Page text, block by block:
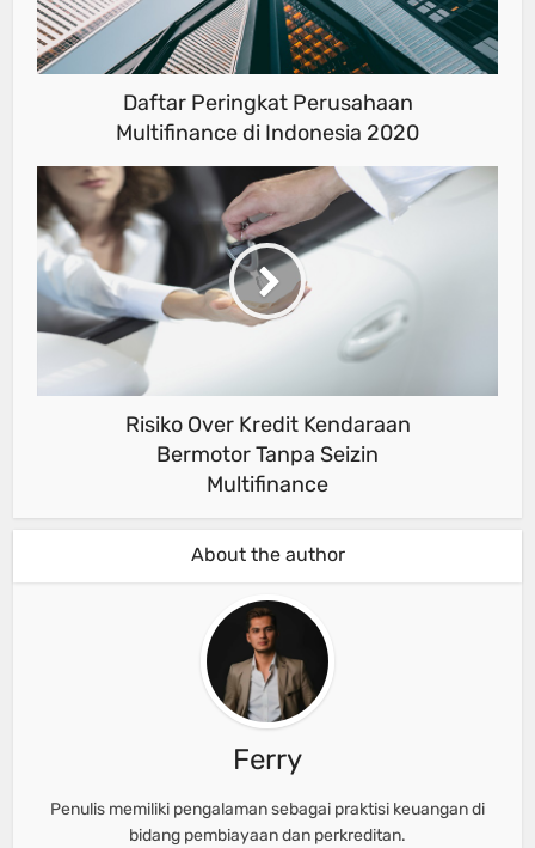
Daftar Peringkat Perusahaan
Multifinance di Indonesia 2020
Risiko Over Kredit Kendaraan
Bermotor Tanpa Seizin
Multifinance
About the author
Ferry
Penulis memiliki pengalaman sebagai praktisi keuangan di
bidang pembiayaan dan perkreditan.